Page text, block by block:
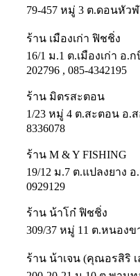
79-457 หมู่ 3 ต.ดอนหัว
ร้าน เมืองเก่า ฟิชชิ่ง
16/1 ม.1 ต.เมืองเก่า อ.
202796 , 085-4342195
ร้าน มิตรสะตอน
1/23 หมู่ 4 ต.สะตอน อ.ส
8336078
ร้าน M & Y FISHING
19/12 ม.7 ต.แปลงยาง
0929129
ร้าน น้าโก๋ ฟิชชิ่ง
309/37 หมู่ 11 ต.หนอง
ร้าน น้าเจน (คุณอรสิริ